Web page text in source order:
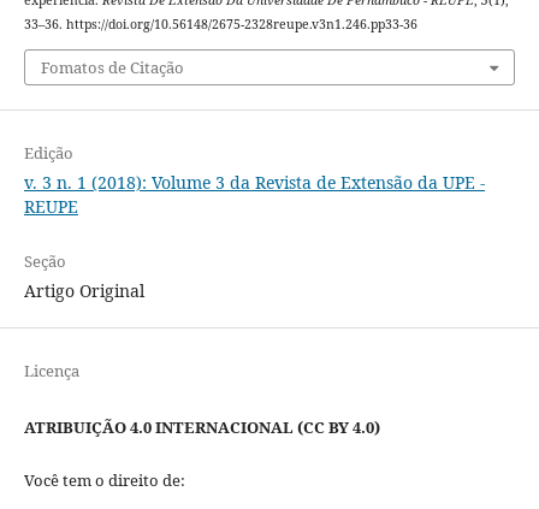
33–36. https://doi.org/10.56148/2675-2328reupe.v3n1.246.pp33-36
Fomatos de Citação
Edição
v. 3 n. 1 (2018): Volume 3 da Revista de Extensão da UPE -
REUPE
Seção
Artigo Original
Licença
ATRIBUIÇÃO 4.0 INTERNACIONAL (CC BY 4.0)
Você tem o direito de: